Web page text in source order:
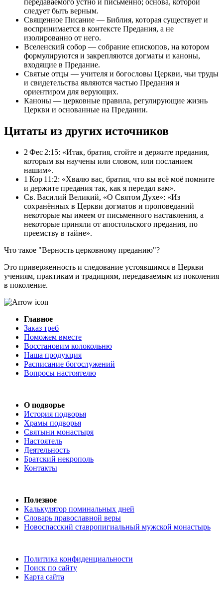
передаваемого устно и письменно; основа, которой
следует быть верным.
Священное Писание — Библия, которая существует и
воспринимается в контексте Предания, а не
изолированно от него.
Вселенский собор — собрание епископов, на котором
формулируются и закрепляются догматы и каноны,
входящие в Предание.
Святые отцы — учителя и богословы Церкви, чьи труды
и свидетельства являются частью Предания и
ориентиром для верующих.
Каноны — церковные правила, регулирующие жизнь
Церкви и основанные на Предании.
Цитаты из других источников
2 Фес 2:15: «Итак, братия, стойте и держите предания,
которым вы научены или словом, или посланием
нашим».
1 Кор 11:2: «Хвалю вас, братия, что вы всё моё помните
и держите предания так, как я передал вам».
Св. Василий Великий, «О Святом Духе»: «Из
сохранённых в Церкви догматов и проповеданий
некоторые мы имеем от письменного наставления, а
некоторые приняли от апостольского предания, по
преемству в тайне».
Что такое "Верность церковному преданию"?
Это приверженность и следование устоявшимся в Церкви
учениям, практикам и традициям, передаваемым из поколения
в поколение.
Главное
Заказ треб
Поможем вместе
Восстановим колокольню
Наша продукция
Расписание богослужений
Вопросы настоятелю
О подворье
История подворья
Храмы подворья
Святыни монастыря
Настоятель
Деятельность
Братский некрополь
Контакты
Полезное
Калькулятор поминальных дней
Словарь православной веры
Новоспасский ставропигиальный мужской монастырь
Политика конфиденциальности
Поиск по сайту
Карта сайта